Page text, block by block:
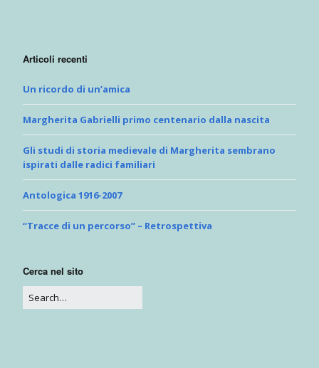
Articoli recenti
Un ricordo di un’amica
Margherita Gabrielli primo centenario dalla nascita
Gli studi di storia medievale di Margherita sembrano
ispirati dalle radici familiari
Antologica 1916-2007
“Tracce di un percorso” – Retrospettiva
Cerca nel sito